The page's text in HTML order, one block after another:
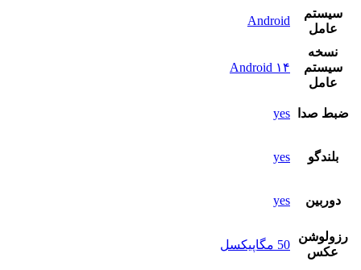
سيستم
عامل
Android
نسخه
سيستم
عامل
Android ۱۴
ضبط صدا yes
بلندگو yes
دوربين yes
رزولوشن
عکس
50 مگاپیکسل